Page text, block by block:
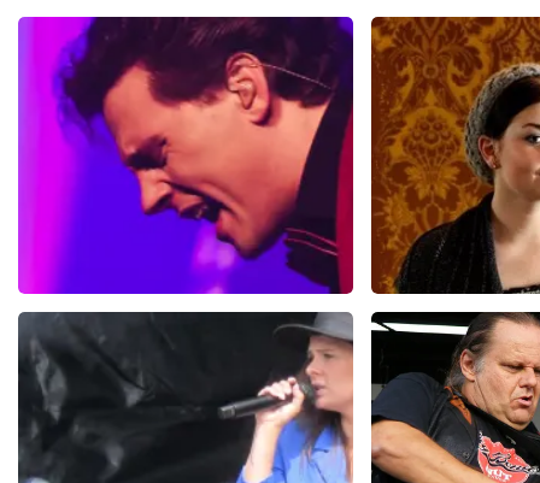
Bouke And The Elvis
Matters Band
reviews
Roxeanne
BEKIJKEN